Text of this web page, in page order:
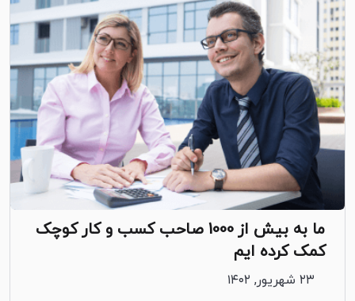
ما به بیش از 1000 صاحب کسب و کار کوچک
کمک کرده ایم
۲۳ شهریور, ۱۴۰۲